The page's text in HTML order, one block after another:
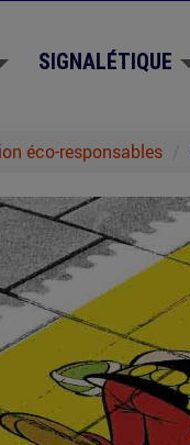
SIGNALÉTIQUE
éco-responsables